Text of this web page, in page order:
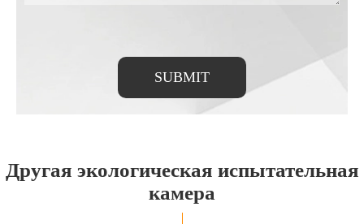
SUBMIT
Другая экологическая испытательная
камера